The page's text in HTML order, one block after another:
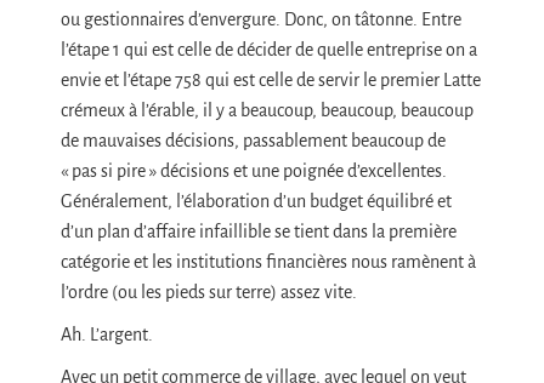
ou gestionnaires d’envergure. Donc, on tâtonne. Entre
l’étape 1 qui est celle de décider de quelle entreprise on a
envie et l’étape 758 qui est celle de servir le premier Latte
crémeux à l’érable, il y a beaucoup, beaucoup, beaucoup
de mauvaises décisions, passablement beaucoup de
« pas si pire » décisions et une poignée d’excellentes.
Généralement, l’élaboration d’un budget équilibré et
d’un plan d’affaire infaillible se tient dans la première
catégorie et les institutions financières nous ramènent à
l’ordre (ou les pieds sur terre) assez vite.
Ah. L’argent.
Avec un petit commerce de village, avec lequel on veut